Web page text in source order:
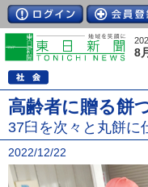
8
高齢者に贈る餅
37臼を次々と丸餅に
2022/12/22